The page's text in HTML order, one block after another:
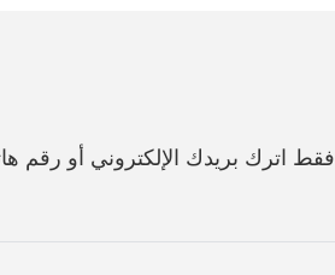
فقط اترك بريدك الإلكتروني أو